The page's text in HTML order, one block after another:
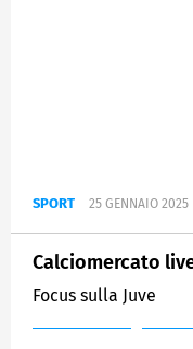
SPORT 25 GENNAIO 2025
Calciomercato
Focus sulla Juve